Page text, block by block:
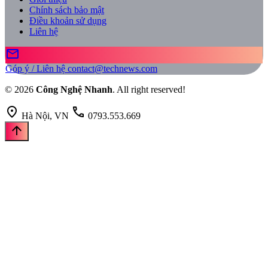
Chính sách bảo mật
Điều khoản sử dụng
Liên hệ
mail
Góp ý / Liên hệ contact@technews.com
© 2026 Công Nghệ Nhanh. All right reserved!
location_on Hà Nội, VN call 0793.553.669
arrow_upward